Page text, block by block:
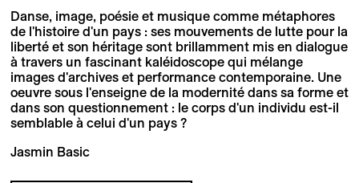
Danse, image, poésie et musique comme métaphores
de l'histoire d'un pays : ses mouvements de lutte pour la
liberté et son héritage sont brillamment mis en dialogue
à travers un fascinant kaléidoscope qui mélange
images d'archives et performance contemporaine. Une
oeuvre sous l'enseigne de la modernité dans sa forme et
dans son questionnement : le corps d'un individu est-il
semblable à celui d'un pays ?
Jasmin Basic